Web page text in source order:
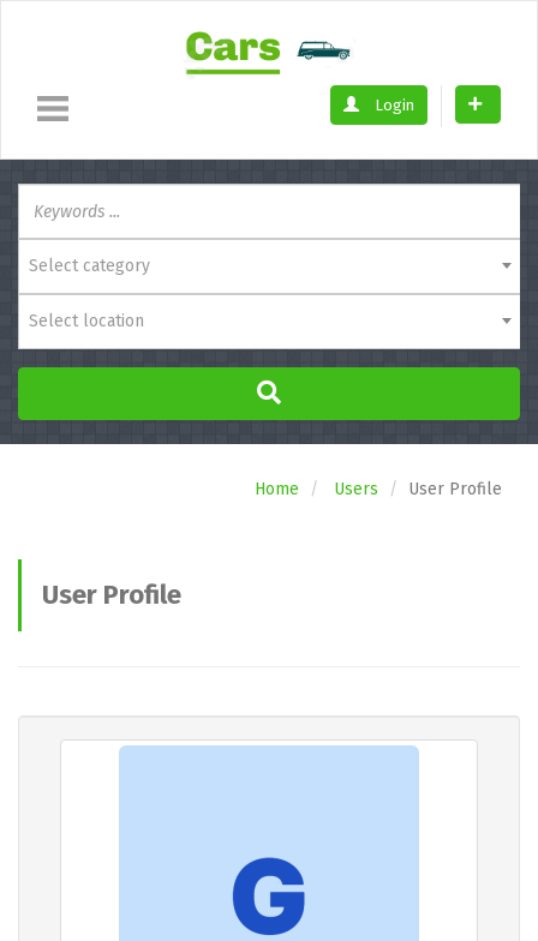
Login
Select category
Select location
Home Users User Profile
User Profile